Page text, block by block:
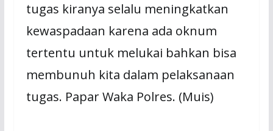
tugas kiranya selalu meningkatkan
kewaspadaan karena ada oknum
tertentu untuk melukai bahkan bisa
membunuh kita dalam pelaksanaan
tugas. Papar Waka Polres. (Muis)